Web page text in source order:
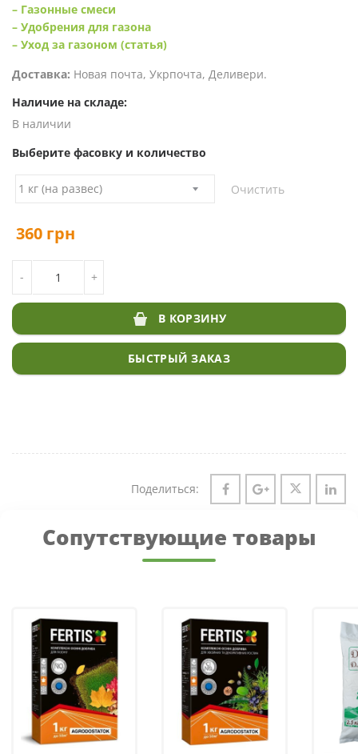
– Газонные смеси
– Удобрения для газона
– Уход за газоном (статья)
Доставка: Новая почта, Укрпочта, Деливери.
Наличие на складе:
В наличии
Выберите фасовку и количество
Очистить
360 грн
- +
В КОРЗИНУ
БЫСТРЫЙ ЗАКАЗ
Поделиться:
Сопутствующие товары